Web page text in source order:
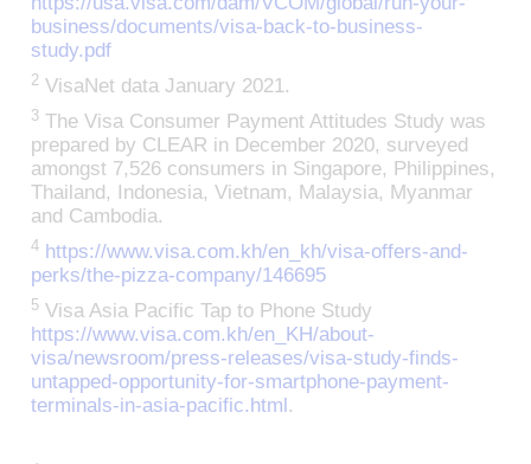
business/documents/visa-back-to-business-
study.pdf
2 VisaNet data January 2021.
3 The Visa Consumer Payment Attitudes Study was
prepared by CLEAR in December 2020, surveyed
amongst 7,526 consumers in Singapore, Philippines,
Thailand, Indonesia, Vietnam, Malaysia, Myanmar
and Cambodia.
4 https://www.visa.com.kh/en_kh/visa-offers-and-
perks/the-pizza-company/146695
5 Visa Asia Pacific Tap to Phone Study
https://www.visa.com.kh/en_KH/about-
visa/newsroom/press-releases/visa-study-finds-
untapped-opportunity-for-smartphone-payment-
terminals-in-asia-pacific.html .